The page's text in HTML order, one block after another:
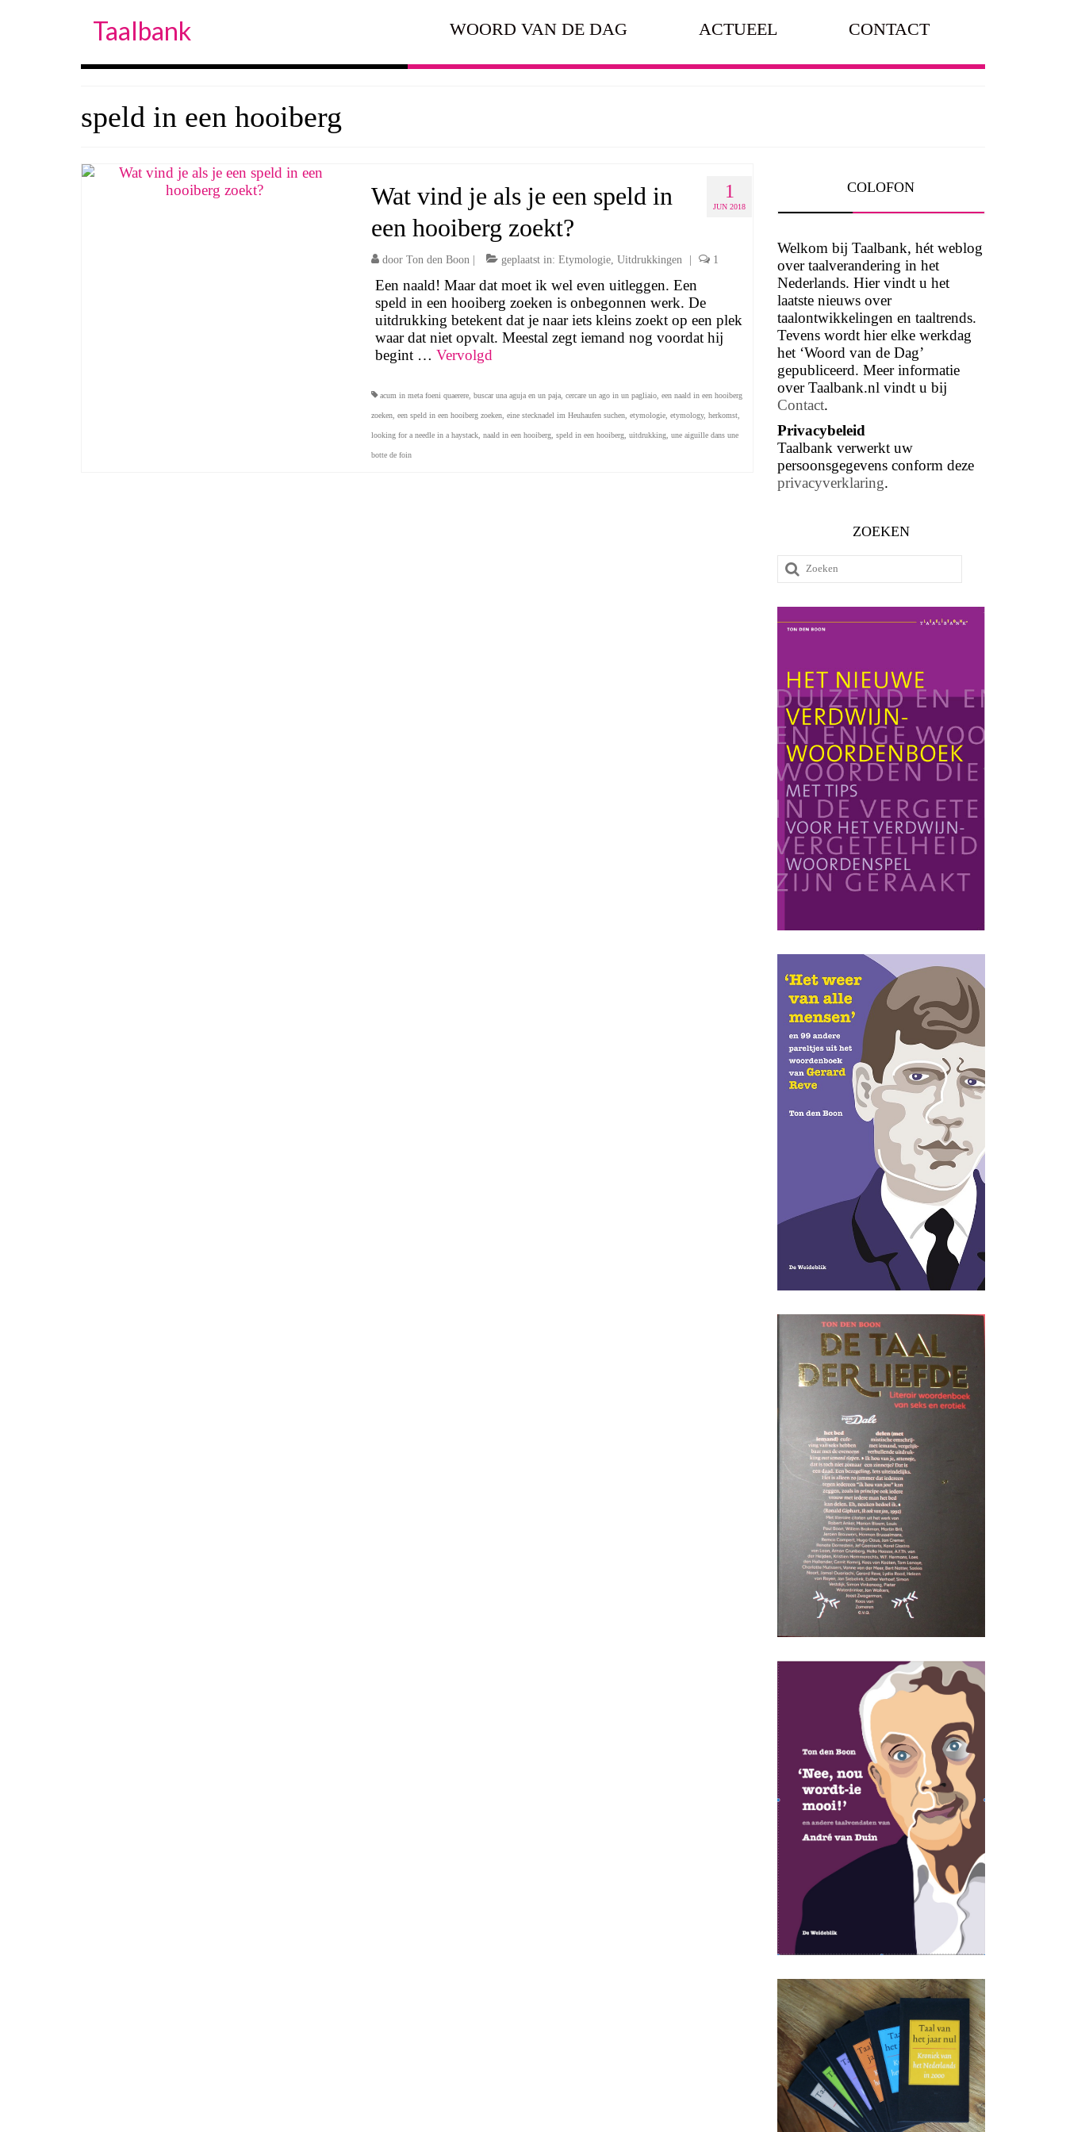
Taalbank WOORD VAN DE DAG ACTUEEL CONTACT
speld in een hooiberg
1
JUN 2018
Wat vind je als je een speld in
een hooiberg zoekt?
door Ton den Boon| geplaatst in: Etymologie, Uitdrukkingen 1
Een naald! Maar dat moet ik wel even uitleggen. Een
speld in een hooiberg zoeken is onbegonnen werk. De
uitdrukking betekent dat je naar iets kleins zoekt op een plek
waar dat niet opvalt. Meestal zegt iemand nog voordat hij
begint … Vervolgd
acum in meta foeni quaerere, buscar una aguja en un paja, cercare un ago in un pagliaio, een naald in een hooiberg
zoeken, een speld in een hooiberg zoeken, eine stecknadel im Heuhaufen suchen, etymologie, etymology, herkomst,
looking for a needle in a haystack, naald in een hooiberg, speld in een hooiberg, uitdrukking, une aiguille dans une
botte de foin
COLOFON
Welkom bij Taalbank, hét weblog
over taalverandering in het
Nederlands. Hier vindt u het
laatste nieuws over
taalontwikkelingen en taaltrends.
Tevens wordt hier elke werkdag
het ‘Woord van de Dag’
gepubliceerd. Meer informatie
over Taalbank.nl vindt u bij
Contact.
Privacybeleid
Taalbank verwerkt uw
persoonsgegevens conform deze
privacyverklaring.
ZOEKEN
Zoeken
naar: